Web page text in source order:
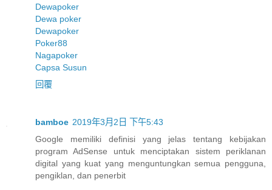
Dewapoker
Dewa poker
Dewapoker
Poker88
Nagapoker
Capsa Susun
回覆
bamboe 2019年3月2日 下午5:43
Google memiliki definisi yang jelas tentang kebijakan
program AdSense untuk menciptakan sistem periklanan
digital yang kuat yang menguntungkan semua pengguna,
pengiklan, dan penerbit